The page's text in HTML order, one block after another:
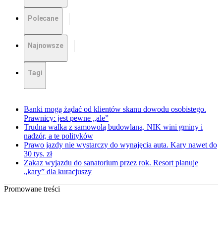
Polecane
Najnowsze
Tagi
Banki mogą żądać od klientów skanu dowodu osobistego.
Prawnicy: jest pewne „ale”
Trudna walka z samowolą budowlaną. NIK wini gminy i
nadzór, a te polityków
Prawo jazdy nie wystarczy do wynajęcia auta. Kary nawet do
30 tys. zł
Zakaz wyjazdu do sanatorium przez rok. Resort planuje
„kary” dla kuracjuszy
Promowane treści